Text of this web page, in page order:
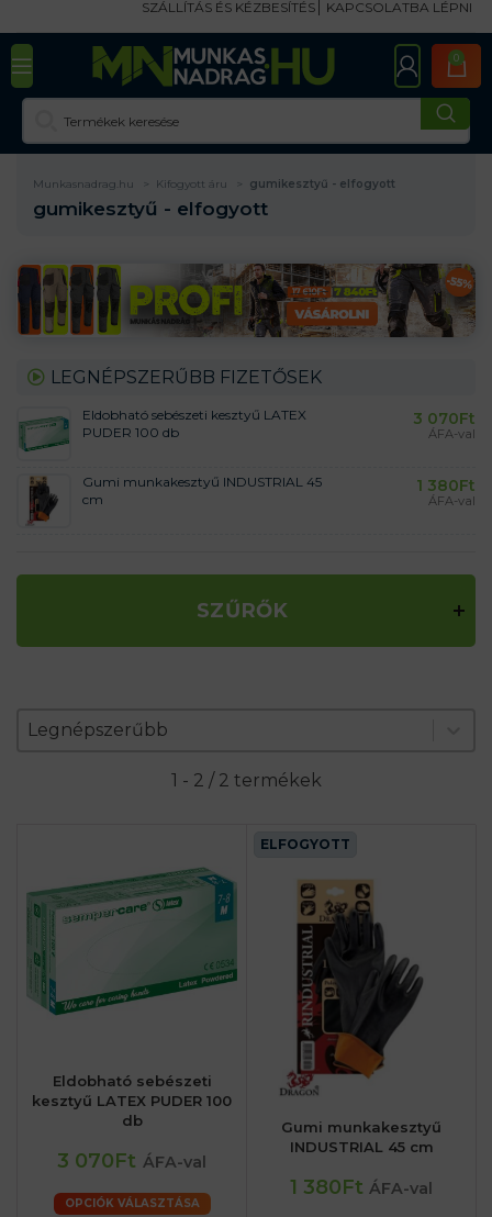
SZÁLLÍTÁS ÉS KÉZBESÍTÉS KAPCSOLATBA LÉPNI
0
Munkasnadrag.hu Kifogyott áru gumikesztyű - elfogyott
gumikesztyű - elfogyott
LEGNÉPSZERŰBB FIZETŐSEK
Eldobható sebészeti kesztyű LATEX
PUDER 100 db
3 070Ft
ÁFA-val
Gumi munkakesztyű INDUSTRIAL 45
cm
1 380Ft
ÁFA-val
SZŰRŐK
Zoradenie produktov
Sort content
Legnépszerűbb
Sort content
1 - 2 / 2 termékek
Eldobható sebészeti
kesztyű LATEX PUDER 100
db
3 070Ft ÁFA-val
OPCIÓK VÁLASZTÁSA
ELFOGYOTT
Gumi munkakesztyű
INDUSTRIAL 45 cm
1 380Ft ÁFA-val